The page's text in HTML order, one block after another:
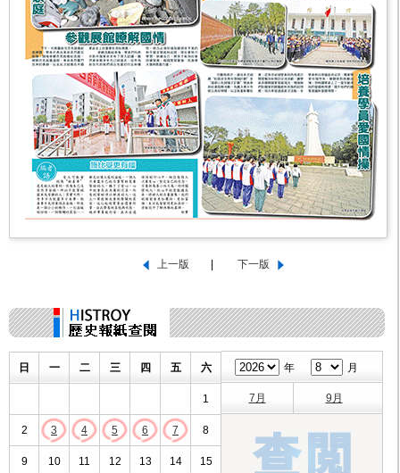
日 一 二 三 四 五 六
1
2 3 4 5 6 7 8
9 10 11 12 13 14 15
年 月
7月 9月